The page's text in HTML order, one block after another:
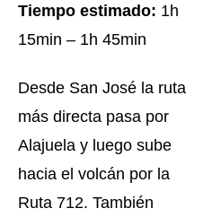
Tiempo estimado: 1h
15min – 1h 45min
Desde San José la ruta
más directa pasa por
Alajuela y luego sube
hacia el volcán por la
Ruta 712. También